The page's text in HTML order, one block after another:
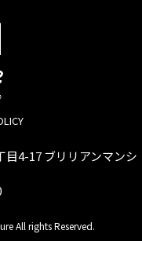
目4-17 ブリリアンマンシ
All rights Reserved.